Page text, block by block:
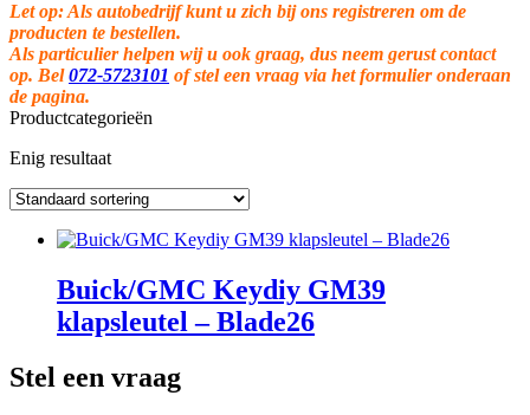
Let op: Als autobedrijf kunt u zich bij ons registreren om de
producten te bestellen.
Als particulier helpen wij u ook graag, dus neem gerust contact
op. Bel072-5723101 of stel een vraag via het formulier onderaan
de pagina.
Productcategorieën
Enig resultaat
Buick/GMC Keydiy GM39
klapsleutel – Blade26
Stel een vraag